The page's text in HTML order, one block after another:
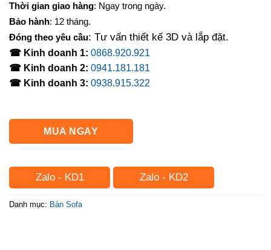
Thời gian giao hàng: Ngay trong ngày.
Bảo hành: 12 tháng.
Đóng theo yêu cầu: Tư vấn thiết kế 3D và lắp đặt.
☎ Kinh doanh 1: 0868.920.921
☎ Kinh doanh 2: 0941.181.181
☎ Kinh doanh 3: 0938.915.322
MUA NGAY
Zalo - KD1 Zalo - KD2
Danh mục: Bàn Sofa